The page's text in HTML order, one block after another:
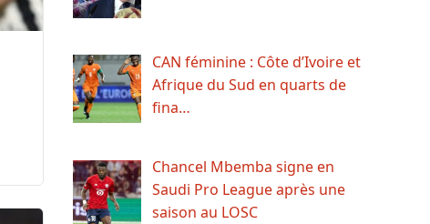
CAN féminine : Côte d’Ivoire et
Afrique du Sud en quarts de
fina…
Chancel Mbemba signe en
Saudi Pro League après une
saison au LOSC